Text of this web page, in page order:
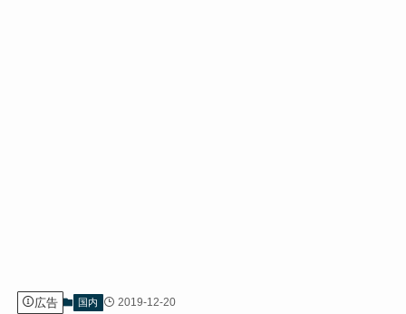
広告 国内 2019-12-20